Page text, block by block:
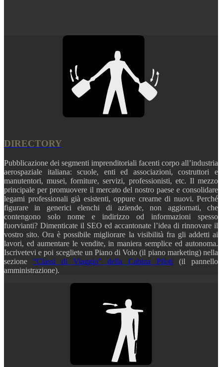
DIRECTORY
Pubblicazione dei segmenti imprenditoriali facenti corpo all’industria
aerospaziale italiana: scuole, enti ed associazioni, costruttori e
manutentori, musei, forniture, servizi, professionisti, etc. Il mezzo
principale per promuovere il mercato del nostro paese e consolidare
legami professionali già esistenti, oppure crearne di nuovi. Perché
figurare in generici elenchi di aziende, non aggiornati, che
contengono solo nome e indirizzo od informazioni spesso
fuorvianti? Dimenticate il SEO ed accantonate l’idea di rinnovare il
vostro sito. Ora è possibile migliorare la visibilità fra gli addetti ai
lavori, ed aumentare le vendite, in maniera semplice ed autonoma.
Iscrivetevi e poi scegliete un Piano di Volo (il piano marketing) nella
sezione “Classi di Viaggio” della Cabina Piloti (il pannello
amministrazione).